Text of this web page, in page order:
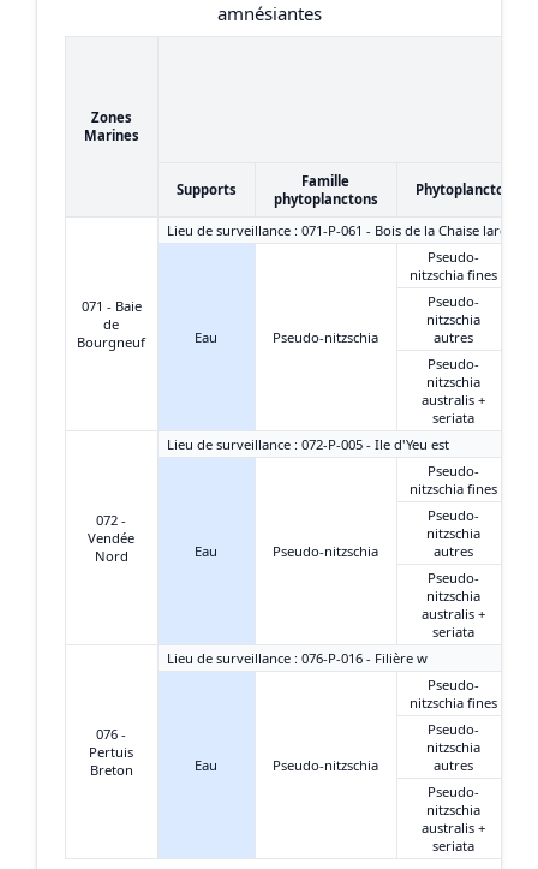
amnésiantes
Zones
Marines
Supports
Famille
phytoplanctons
Phytoplanctons
071 - Baie
de
Bourgneuf
Lieu de surveillance : 071-P-061 - Bois de la Chaise large
Eau Pseudo-nitzschia
Pseudo-
nitzschia fines
Pseudo-
nitzschia
autres
Pseudo-
nitzschia
australis +
seriata
072 -
Vendée
Nord
Lieu de surveillance : 072-P-005 - Ile d'Yeu est
Eau Pseudo-nitzschia
Pseudo-
nitzschia fines
Pseudo-
nitzschia
autres
Pseudo-
nitzschia
australis +
seriata
076 -
Pertuis
Breton
Lieu de surveillance : 076-P-016 - Filière w
Eau Pseudo-nitzschia
Pseudo-
nitzschia fines
Pseudo-
nitzschia
autres
Pseudo-
nitzschia
australis +
seriata